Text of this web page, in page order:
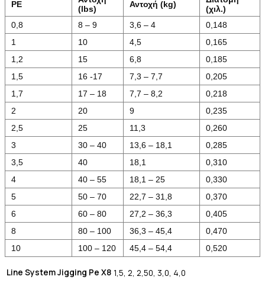
PE
(lbs)
Αντοχή (kg)
(χιλ.)
0,8
8 – 9 3,6 – 4
0,148
1
10 4,5
0,165
1,2
15 6,8
0,185
1,5
16 -17 7,3 – 7,7
0,205
1,7
17 – 18 7,7 – 8,2
0,218
2
20 9
0,235
2,5
25 11,3
0,260
3
30 – 40 13,6 – 18,1
0,285
3,5
40 18,1
0,310
4
40 – 55 18,1 – 25
0,330
5
50 – 70 22,7 – 31,8
0,370
6
60 – 80 27,2 – 36,3
0,405
8
80 – 100 36,3 – 45,4
0,470
10
100 – 120 45,4 – 54,4 0,520
Line System Jigging Pe X8 1,5, 2, 2,50, 3,0, 4,0